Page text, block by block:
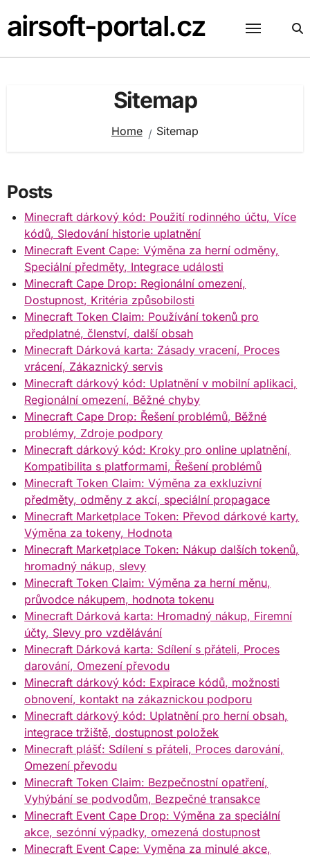
to
content
airsoft-portal.cz
Sitemap
Home Sitemap
Posts
Minecraft dárkový kód: Použití rodinného účtu, Více
kódů, Sledování historie uplatnění
Minecraft Event Cape: Výměna za herní odměny,
Speciální předměty, Integrace události
Minecraft Cape Drop: Regionální omezení,
Dostupnost, Kritéria způsobilosti
Minecraft Token Claim: Používání tokenů pro
předplatné, členství, další obsah
Minecraft Dárková karta: Zásady vracení, Proces
vrácení, Zákaznický servis
Minecraft dárkový kód: Uplatnění v mobilní aplikaci,
Regionální omezení, Běžné chyby
Minecraft Cape Drop: Řešení problémů, Běžné
problémy, Zdroje podpory
Minecraft dárkový kód: Kroky pro online uplatnění,
Kompatibilita s platformami, Řešení problémů
Minecraft Token Claim: Výměna za exkluzivní
předměty, odměny z akcí, speciální propagace
Minecraft Marketplace Token: Převod dárkové karty,
Výměna za tokeny, Hodnota
Minecraft Marketplace Token: Nákup dalších tokenů,
hromadný nákup, slevy
Minecraft Token Claim: Výměna za herní měnu,
průvodce nákupem, hodnota tokenu
Minecraft Dárková karta: Hromadný nákup, Firemní
účty, Slevy pro vzdělávání
Minecraft Dárková karta: Sdílení s přáteli, Proces
darování, Omezení převodu
Minecraft dárkový kód: Expirace kódů, možnosti
obnovení, kontakt na zákaznickou podporu
Minecraft dárkový kód: Uplatnění pro herní obsah,
integrace tržiště, dostupnost položek
Minecraft plášť: Sdílení s přáteli, Proces darování,
Omezení převodu
Minecraft Token Claim: Bezpečnostní opatření,
Vyhýbání se podvodům, Bezpečné transakce
Minecraft Event Cape Drop: Výměna za speciální
akce, sezónní výpadky, omezená dostupnost
Minecraft Event Cape: Vyměna za minulé akce,